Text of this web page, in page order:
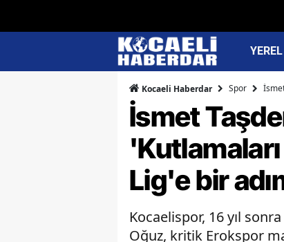
YEREL
Kocaeli Haberdar Spor
İsmet
Lig'e bir
Kocaelispor, 16 yıl
Oğuz, kritik Erokspor